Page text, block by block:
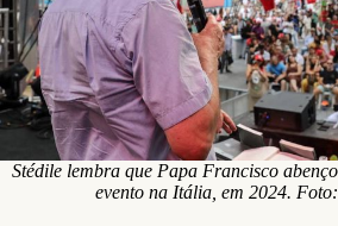
Stédile lembra que Papa Francisco
evento na Itália, em 2024.